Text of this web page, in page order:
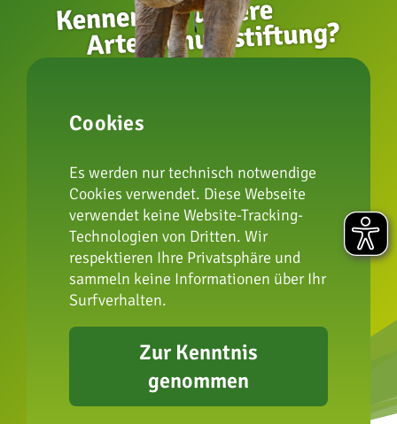
Impressum
Datenschutz
FAQ
Presse
Erklärung zur
Barrierefreiheit
Cookies
Es werden nur technisch notwendige
Cookies verwendet. Diese Webseite
verwendet keine Website-Tracking-
Technologien von Dritten. Wir
respektieren Ihre Privatsphäre und
sammeln keine Informationen über Ihr
Surfverhalten.
Zur Kenntnis
genommen